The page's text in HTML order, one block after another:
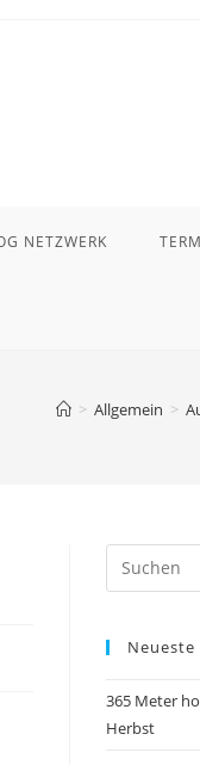
NETZWERK
> Allgemein >
Neueste
365 Meter
Herbst